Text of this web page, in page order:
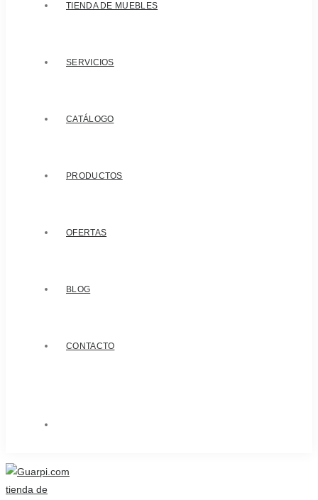
TIENDA DE MUEBLES
SERVICIOS
CATÁLOGO
PRODUCTOS
OFERTAS
BLOG
CONTACTO